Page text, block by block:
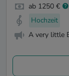
ab 1250 €
Hochzeit
A very little